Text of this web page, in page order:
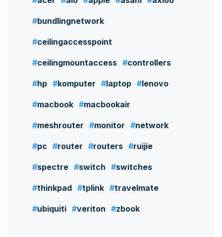
bundlingnetwork
ceilingaccesspoint
ceilingmountaccess controllers
hp komputer laptop lenovo
macbook macbookair
meshrouter monitor network
pc router routers ruijie
spectre switch switches
thinkpad tplink travelmate
ubiquiti veriton zbook